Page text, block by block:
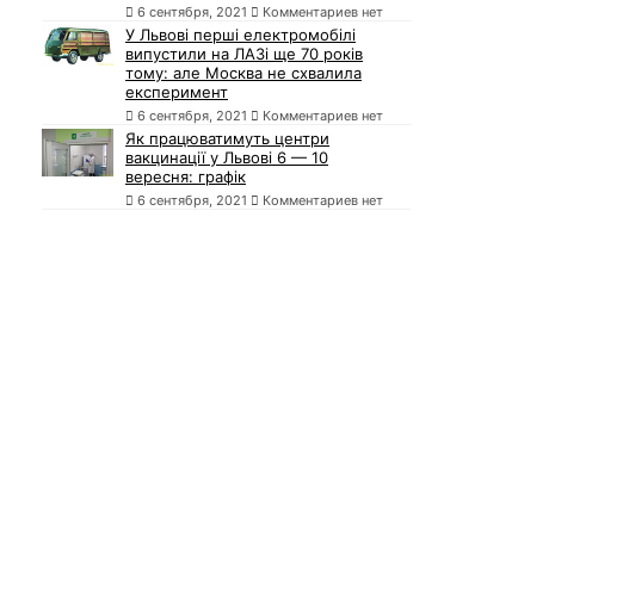
6 сентября, 2021 Комментариев нет
У Львові перші електромобілі
випустили на ЛАЗі ще 70 років
тому: але Москва не схвалила
експеримент
6 сентября, 2021 Комментариев нет
Як працюватимуть центри
вакцинації у Львові 6 — 10
вересня: графік
6 сентября, 2021 Комментариев нет